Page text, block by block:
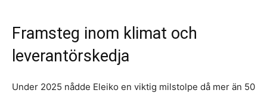
Framsteg inom klimat och
leverantörskedja
Under 2025 nådde Eleiko en viktig milstolpe då mer än 50